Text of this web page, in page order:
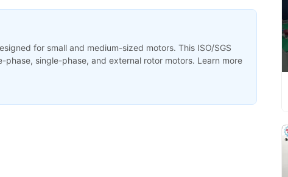
for small and medium-sized motors. This ISO/SGS
single-phase, and external rotor motors. Learn more